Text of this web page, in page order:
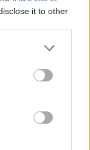
it to other
more Google
may click to
party tags to
below Google
a Garda-
ki